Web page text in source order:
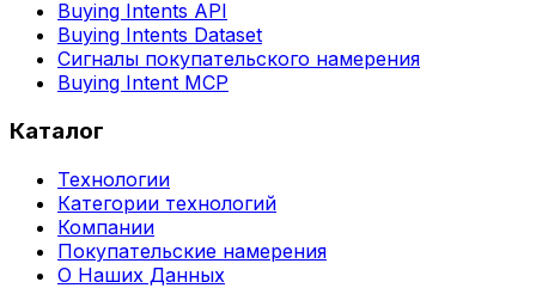
Buying Intents API
Buying Intents Dataset
Сигналы покупательского намерения
Buying Intent MCP
Каталог
Технологии
Категории технологий
Компании
Покупательские намерения
О Наших Данных